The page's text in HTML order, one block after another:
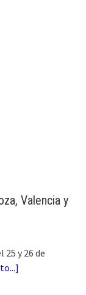
Valencia y
y 26 de
]